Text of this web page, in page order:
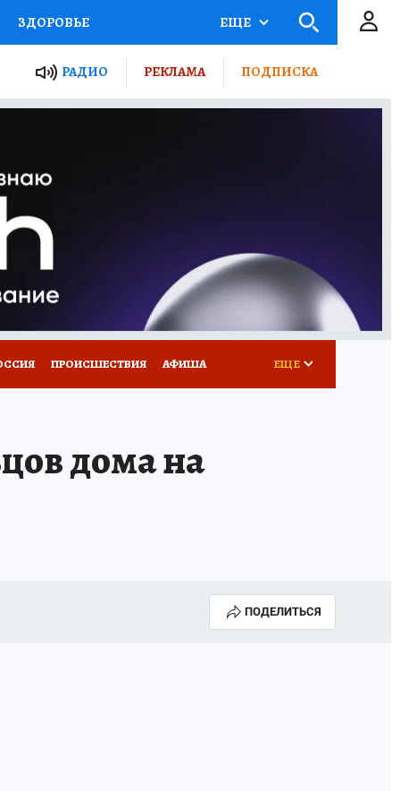
ЗДОРОВЬЕ
РОССИИ
ПУТЕВОДИТЕЛЬ
ПОТРЕБИТЕЛЯ
ЕЩЕ
РАДИО РЕКЛАМА ПОДПИСКА
ПРОИСШЕСТВИЯ АФИША ЕЩЕ
дома на
ПОДЕЛИТЬСЯ